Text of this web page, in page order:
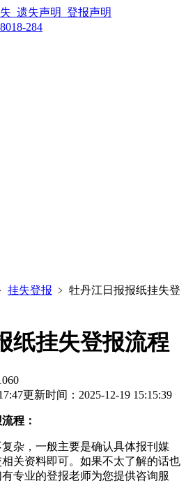
_遗失声明_登报声明
284
挂失登报 ﹥ 牡丹江日报报纸挂失登
纸挂失登报流程
更新时间：2025-12-19 15:15:39
程：
杂，一般主要是确认具体报刊媒
关资料即可。如果不太了解的话也
专业的登报老师为您提供咨询服